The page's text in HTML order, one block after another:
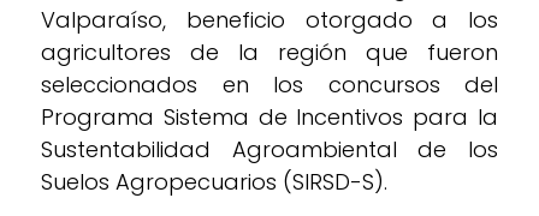
Valparaíso, beneficio otorgado a los
agricultores de la región que fueron
seleccionados en los concursos del
Programa Sistema de Incentivos para la
Sustentabilidad Agroambiental de los
Suelos Agropecuarios (SIRSD-S).